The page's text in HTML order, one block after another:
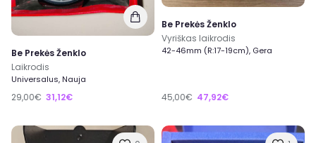
Be Prekės Ženklo
Laikrodis
Universalus, Nauja
29,00€ 31,12€
Be Prekės Ženklo
Vyriškas laikrodis
42-46mm (R:17-19cm), Gera
45,00€ 47,92€